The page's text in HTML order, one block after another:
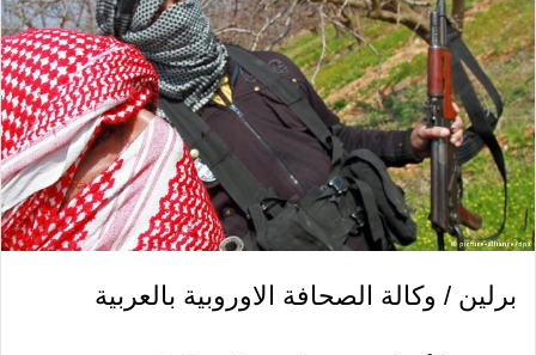
برلين / وكالة الصحافة الاوروبية بالعربية